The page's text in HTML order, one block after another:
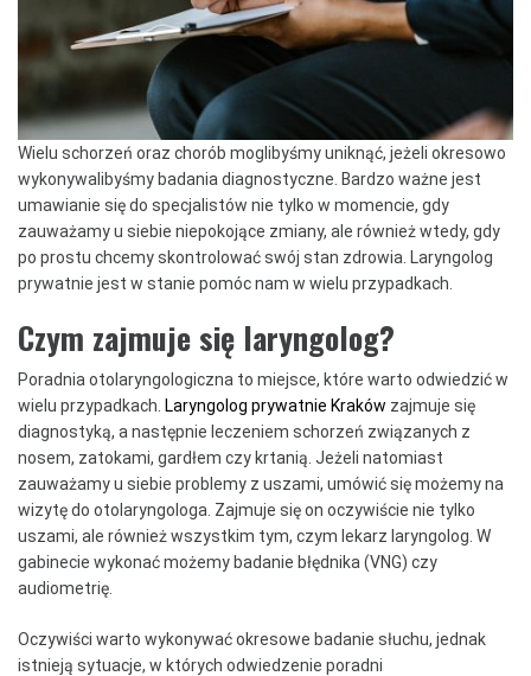
Wielu schorzeń oraz chorób moglibyśmy uniknąć, jeżeli okresowo
wykonywalibyśmy badania diagnostyczne. Bardzo ważne jest
umawianie się do specjalistów nie tylko w momencie, gdy
zauważamy u siebie niepokojące zmiany, ale również wtedy, gdy
po prostu chcemy skontrolować swój stan zdrowia. Laryngolog
prywatnie jest w stanie pomóc nam w wielu przypadkach.
Czym zajmuje się laryngolog?
Poradnia otolaryngologiczna to miejsce, które warto odwiedzić w
wielu przypadkach. Laryngolog prywatnie Kraków zajmuje się
diagnostyką, a następnie leczeniem schorzeń związanych z
nosem, zatokami, gardłem czy krtanią. Jeżeli natomiast
zauważamy u siebie problemy z uszami, umówić się możemy na
wizytę do otolaryngologa. Zajmuje się on oczywiście nie tylko
uszami, ale również wszystkim tym, czym lekarz laryngolog. W
gabinecie wykonać możemy badanie błędnika (VNG) czy
audiometrię.
Oczywiści warto wykonywać okresowe badanie słuchu, jednak
istnieją sytuacje, w których odwiedzenie poradni